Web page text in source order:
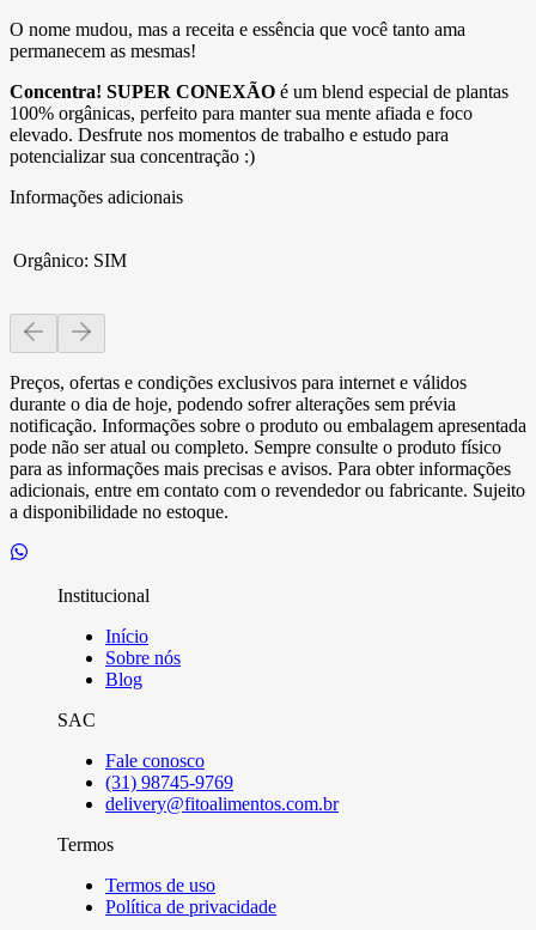
O nome mudou, mas a receita e essência que você tanto ama
permanecem as mesmas!
Concentra! SUPER CONEXÃO é um blend especial de plantas
100% orgânicas, perfeito para manter sua mente afiada e foco
elevado. Desfrute nos momentos de trabalho e estudo para
potencializar sua concentração :)
Informações adicionais
Orgânico: SIM
Preços, ofertas e condições exclusivos para internet e válidos
durante o dia de hoje, podendo sofrer alterações sem prévia
notificação. Informações sobre o produto ou embalagem apresentada
pode não ser atual ou completo. Sempre consulte o produto físico
para as informações mais precisas e avisos. Para obter informações
adicionais, entre em contato com o revendedor ou fabricante. Sujeito
a disponibilidade no estoque.
Institucional
Início
Sobre nós
Blog
SAC
Fale conosco
(31) 98745-9769
delivery@fitoalimentos.com.br
Termos
Termos de uso
Política de privacidade